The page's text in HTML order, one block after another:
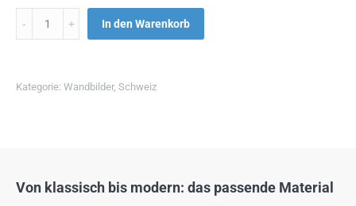
Menge In den Warenkorb
Kategorie: Wandbilder, Schweiz
Von klassisch bis modern: das passende Material